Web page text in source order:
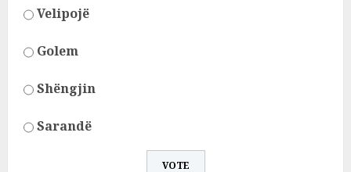
Velipojë
Golem
Shëngjin
Sarandë